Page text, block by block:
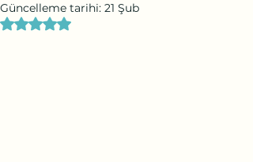
Güncelleme tarihi: 21 Şub
5 üzerinden NaN yıldız